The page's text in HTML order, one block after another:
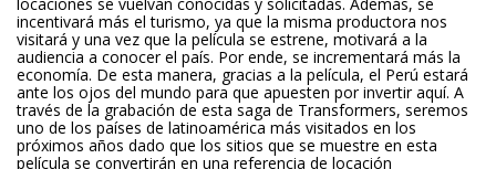
locaciones se vuelvan conocidas y solicitadas. Además, se
incentivará más el turismo, ya que la misma productora nos
visitará y una vez que la película se estrene, motivará a la
audiencia a conocer el país. Por ende, se incrementará más la
economía. De esta manera, gracias a la película, el Perú estará
ante los ojos del mundo para que apuesten por invertir aquí. A
través de la grabación de esta saga de Transformers, seremos
uno de los países de latinoamérica más visitados en los
próximos años dado que los sitios que se muestre en esta
película se convertirán en una referencia de locación